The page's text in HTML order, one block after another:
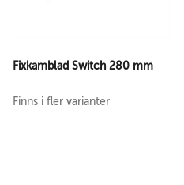
Fixkamblad Switch 280 mm
Finns i fler varianter